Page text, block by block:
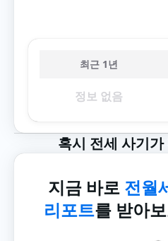
최근 1년
정보 없음
혹시 전세 사기
지금 바로 전월
리포트를 받아